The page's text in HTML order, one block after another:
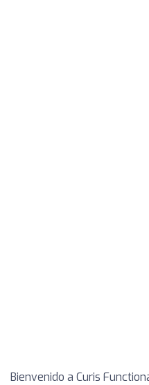
Bienvenido a Curis